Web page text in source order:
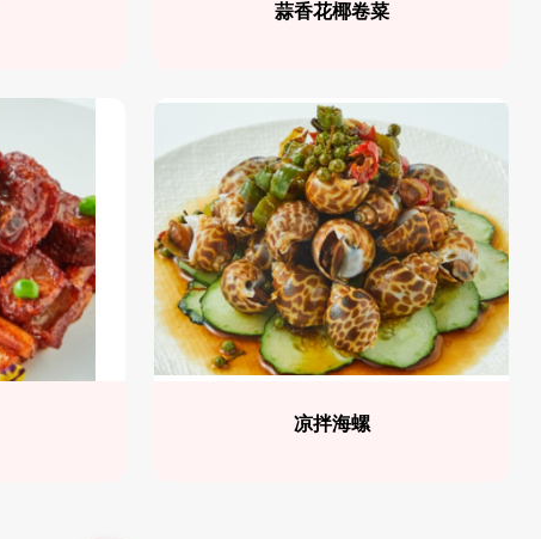
蒜香花椰卷菜
凉拌海螺